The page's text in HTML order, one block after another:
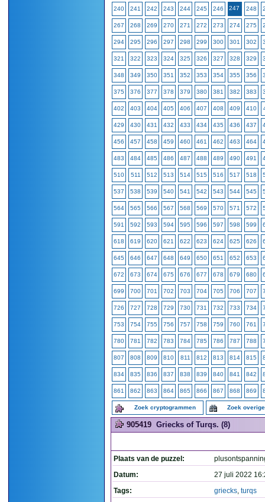
240 241 242 243 244 245 246 247 248
267 268 269 270 271 272 273 274 275
294 295 296 297 298 299 300 301 302
321 322 323 324 325 326 327 328 329
348 349 350 351 352 353 354 355 356
375 376 377 378 379 380 381 382 383
402 403 404 405 406 407 408 409 410
429 430 431 432 433 434 435 436 437
456 457 458 459 460 461 462 463 464
483 484 485 486 487 488 489 490 491
510 511 512 513 514 515 516 517 518
537 538 539 540 541 542 543 544 545
564 565 566 567 568 569 570 571 572
591 592 593 594 595 596 597 598 599
618 619 620 621 622 623 624 625 626
645 646 647 648 649 650 651 652 653
672 673 674 675 676 677 678 679 680
699 700 701 702 703 704 705 706 707
726 727 728 729 730 731 732 733 734
753 754 755 756 757 758 759 760 761
780 781 782 783 784 785 786 787 788
807 808 809 810 811 812 813 814 815
834 835 836 837 838 839 840 841 842
861 862 863 864 865 866 867 868 869
Zoek cryptogrammen Zoek
905419 Griecks of Turqs. (8)
Plaats van de puzzel:
Datum:
27 juli 2022
Tags:
griecks, turqs